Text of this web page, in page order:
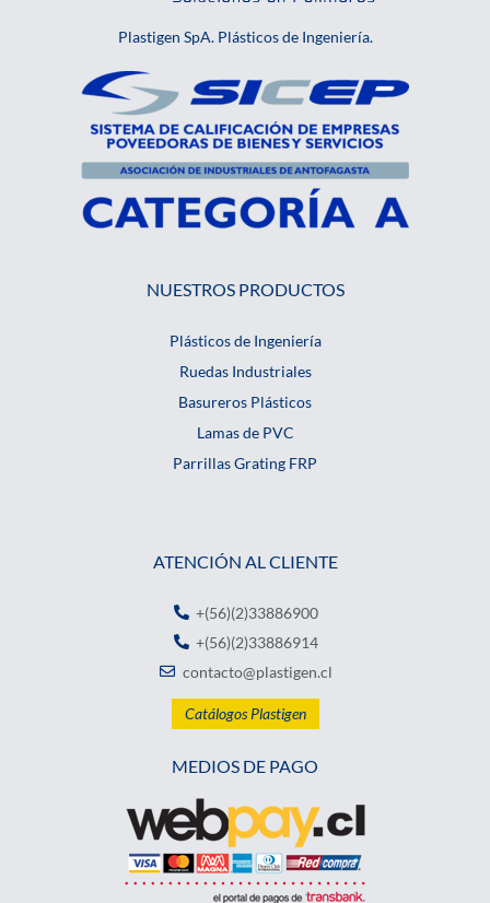
Plastigen SpA. Plásticos de Ingeniería.
NUESTROS PRODUCTOS
Plásticos de Ingeniería
Ruedas Industriales
Basureros Plásticos
Lamas de PVC
Parrillas Grating FRP
ATENCIÓN AL CLIENTE
+(56)(2)33886900
+(56)(2)33886914
contacto@plastigen.cl
Catálogos Plastigen
MEDIOS DE PAGO